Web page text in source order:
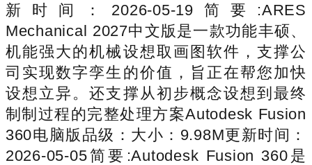
新时间：2026-05-19简要:ARES
Mechanical 2027中文版是一款功能丰硕、
机能强大的机械设想取画图软件，支撑公
司实现数字孪生的价值，旨正在帮您加快
设想立异。还支撑从初步概念设想到最终
制制过程的完整处理方案Autodesk Fusion
360电脑版品级：大小：9.98M更新时间：
2026-05-05简要:Autodesk Fusion 360是